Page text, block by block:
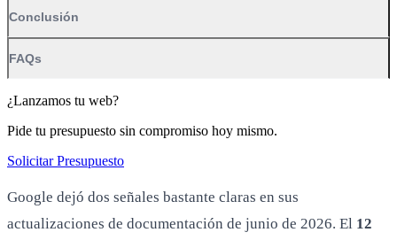
Conclusión
FAQs
¿Lanzamos tu web?
Pide tu presupuesto sin compromiso hoy mismo.
Solicitar Presupuesto
Google dejó dos señales bastante claras en sus
actualizaciones de documentación de junio de 2026. El 12